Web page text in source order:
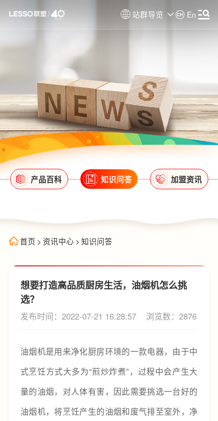
站群导览 En
产品百科 知识问答 加盟资讯
首页 > 资讯中心 > 知识问答
想要打造高品质厨房生活，油烟机怎么挑
选？
发布时间：2022-07-21 16:28:57 浏览数：2876
油烟机是用来净化厨房环境的一款电器，由于中
式烹饪方式大多为“煎炒炸煮”，过程中会产生大
量的油烟，对人体有害，因此需要挑选一台好的
油烟机，将烹饪产生的油烟和废气排至室外，净